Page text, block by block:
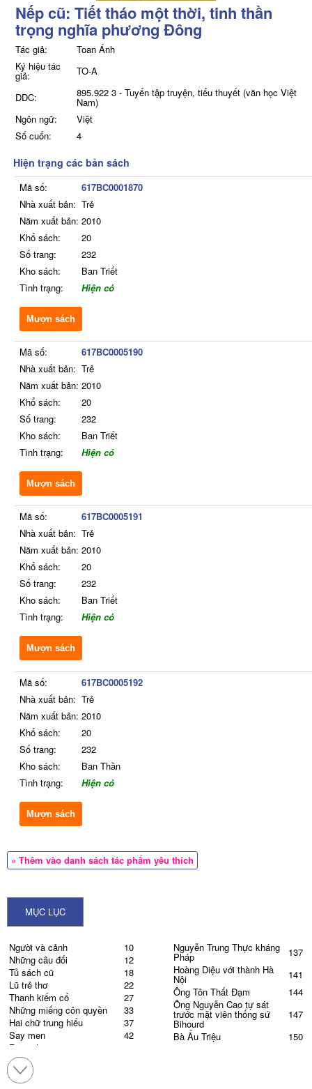
Nếp cũ: Tiết tháo một thời, tinh thần
trọng nghĩa phương Đông
Tác giả:
Toan Ánh
Ký hiệu tác
giả:
TO-A
DDC:
895.922 3 - Tuyển tập truyện, tiểu thuyết (văn học Việt
Nam)
Ngôn ngữ:
Việt
Số cuốn:
4
Hiện trạng các bản sách
Mã số:
617BC0001870
Nhà xuất bản: Trẻ
Năm xuất bản: 2010
Khổ sách:
20
Số trang:
232
Kho sách:
Ban Triết
Tình trạng:
Hiện có
Mượn sách
Mã số:
617BC0005190
Nhà xuất bản: Trẻ
Năm xuất bản: 2010
Khổ sách:
20
Số trang:
232
Kho sách:
Ban Triết
Tình trạng:
Hiện có
Mượn sách
Mã số:
617BC0005191
Nhà xuất bản: Trẻ
Năm xuất bản: 2010
Khổ sách:
20
Số trang:
232
Kho sách:
Ban Triết
Tình trạng:
Hiện có
Mượn sách
Mã số:
617BC0005192
Nhà xuất bản: Trẻ
Năm xuất bản: 2010
Khổ sách:
20
Số trang:
232
Kho sách:
Ban Thần
Tình trạng:
Hiện có
Mượn sách
» Thêm vào danh sách tác phẩm yêu thích
MỤC LỤC
Người và cảnh
10
Những câu đối
12
Tủ sách cũ
18
Lũ trẻ thơ
22
Thanh kiếm cổ
27
Những miếng côn quyền
33
Hai chữ trung hiếu
37
Say men
42
Rượu thơ
Lòng người chiến sĩ
Sư cụ trên chùa
Chiếc địa bàn
Nguyễn Trung Thực kháng
Pháp
137
Hoàng Diệu với thành Hà
Nội
141
Ông Tôn Thất Đạm
144
Ông Nguyễn Cao tự sát
trước mặt viên thống sứ
Bihourd
147
Bà Ấu Triệu
150